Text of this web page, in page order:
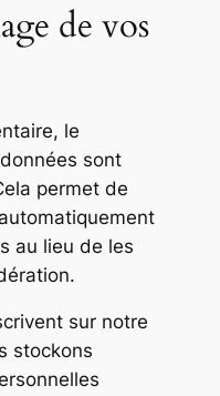
de vos
le
sont
permet de
au lieu de les
sur notre
stockons